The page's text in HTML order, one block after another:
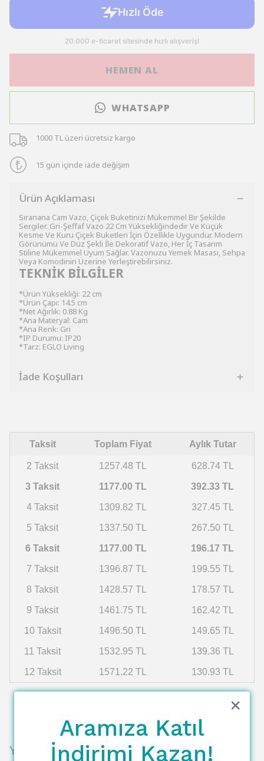
HEMEN AL
WHATSAPP
1000 TL üzeri ücretsiz kargo
15 gün içinde iade değişim
Ürün Açıklaması
Sıranana Cam Vazo, Çiçek Buketinizi Mükemmel Bir Şekilde
Sergiler. Gri-Şeffaf Vazo 22 Cm Yüksekliğindedir Ve Küçük
Kesme Ve Kuru Çiçek Buketleri İçin Özellikle Uygundur. Modern
Görünümü Ve Düz Şekli İle Dekoratif Vazo, Her İç Tasarım
Stiline Mükemmel Uyum Sağlar. Vazonuzu Yemek Masası, Sehpa
Veya Komodinin Üzerine Yerleştirebilirsiniz.
TEKNİK BİLGİLER
*Ürün Yüksekliği: 22 cm
*Ürün Çapı: 14.5 cm
*Net Ağırlık: 0.88 Kg
*Ana Materyal: Cam
*Ana Renk: Gri
*IP Durumu: IP20
*Tarz: EGLO Living
İade Koşulları
Taksit Toplam Fiyat Aylık Tutar
2 Taksit 1257.48 TL 628.74 TL
3 Taksit 1177.00 TL 392.33 TL
4 Taksit 1309.82 TL 327.45 TL
5 Taksit 1337.50 TL 267.50 TL
6 Taksit 1177.00 TL 196.17 TL
7 Taksit 1396.87 TL 199.55 TL
8 Taksit 1428.57 TL 178.57 TL
9 Taksit 1461.75 TL 162.42 TL
10 Taksit 1496.50 TL 149.65 TL
11 Taksit 1532.95 TL 139.36 TL
12 Taksit 1571.22 TL 130.93 TL
Yorumlar
Aramıza Katıl
İndirimi Kazan!